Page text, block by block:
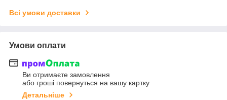
Всі умови доставки
Умови оплати
Ви отримаєте замовлення
або гроші повернуться на вашу картку
Детальніше